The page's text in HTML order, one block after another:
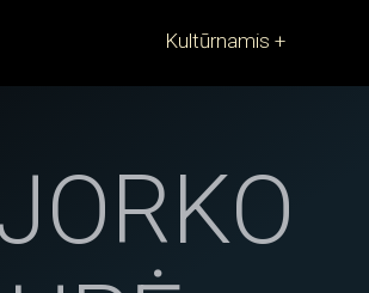
Kultūrnamis